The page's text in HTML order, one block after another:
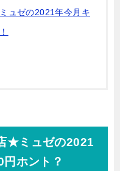
ュゼの2021年今月キ
★ミュゼの2021
ホント？